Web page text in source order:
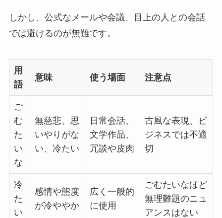
しかし、公式なメールや会議、目上の人との会話
では避けるのが無難です。
用
語
意味 使う場面 注意点
ご
む
た
い
な
無慈悲、思
いやりがな
い、冷たい
日常会話、
文学作品、
冗談や皮肉
古風な表現、ビ
ジネスでは不適
切
冷
た
い
感情や態度
が冷ややか
広く一般的
に使用
ごむたいなほど
無理難題のニュ
アンスはない